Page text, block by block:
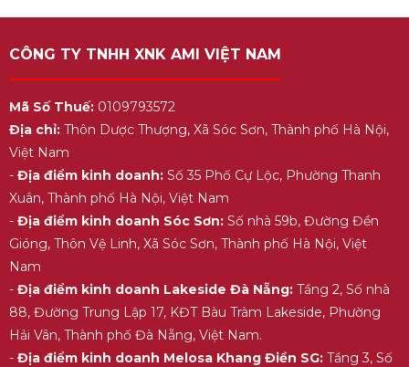
CÔNG TY TNHH XNK AMI VIỆT NAM
Mã Số Thuế:0109793572
Địa chỉ:Thôn Dược Thượng, Xã Sóc Sơn, Thành phố Hà Nội,
Việt Nam
- Địa điểm kinh doanh:Số 35 Phố Cự Lộc, Phường Thanh
Xuân, Thành phố Hà Nội, Việt Nam
- Địa điểm kinh doanh Sóc Sơn:Số nhà 59b, Đường Đền
Gióng, Thôn Vệ Linh, Xã Sóc Sơn, Thành phố Hà Nội, Việt
Nam
- Địa điểm kinh doanh Lakeside Đà Nẵng:Tầng 2, Số nhà
88, Đường Trung Lập 17, KĐT Bàu Tràm Lakeside, Phường
Hải Vân, Thành phố Đà Nẵng, Việt Nam.
- Địa điểm kinh doanh Melosa Khang Điền SG:Tầng 3, Số